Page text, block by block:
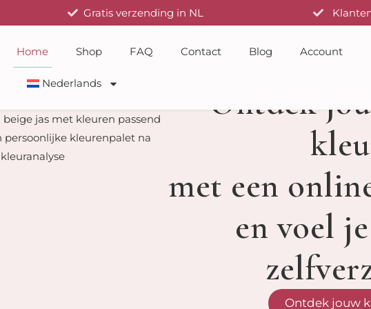
Gratis verzending in NL
Home Shop FAQ Contact Blog Account
Nederlands
Ontdek
met een
en voel
Ontdek jouw